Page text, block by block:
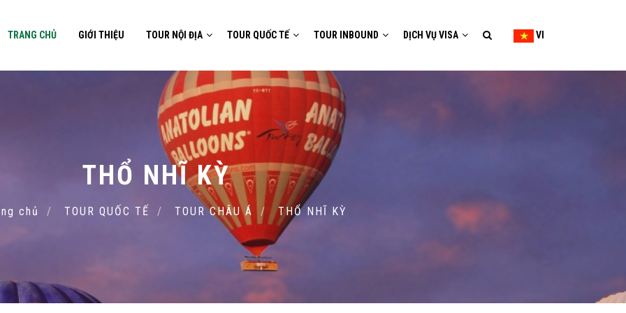
TRANG CHỦ GIỚI THIỆU TOUR NỘI ĐỊA TOUR QUỐC TẾ TOUR INBOUND DỊCH VỤ VISA VI
THỔ NHĨ KỲ
chủ TOUR QUỐC TẾ TOUR CHÂU Á THỔ NHĨ KỲ